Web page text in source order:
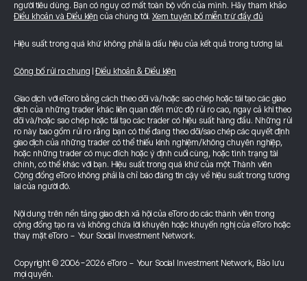
người tiêu dùng. Bạn có nguy cơ mất toàn bộ vốn của mình. Hãy tham khảo
Điều khoản và Điều kiện của chúng tôi. Xem tuyên bố miễn trừ đầy đủ
Hiệu suất trong quá khứ không phải là dấu hiệu của kết quả trong tương lai.
Công bố rủi ro chung Điều khoản & Điều kiện
Giao dịch với eToro bằng cách theo dõi và/hoặc sao chép hoặc tái tạo các giao
dịch của những trader khác liên quan đến mức độ rủi ro cao, ngay cả khi theo
dõi và/hoặc sao chép hoặc tái tạo các trader có hiệu suất hàng đầu. Những rủi
ro này bao gồm rủi ro rằng bạn có thể đang theo dõi/sao chép các quyết định
giao dịch của những trader có thể thiếu kinh nghiệm/không chuyên nghiệp,
hoặc những trader có mục đích hoặc ý định cuối cùng, hoặc tình trạng tài
chính, có thể khác với bạn. Hiệu suất trong quá khứ của một Thành viên
Cộng đồng eToro không phải là chỉ báo đáng tin cậy về hiệu suất trong tương
lai của người đó.
Nội dung trên nền tảng giao dịch xã hội của eToro do các thành viên trong
cộng đồng tạo ra và không chứa lời khuyên hoặc khuyến nghị của eToro hoặc
thay mặt eToro - Your Social Investment Network.
Copyright © 2006-2026 eToro - Your Social Investment Network, Bảo lưu
mọi quyền.